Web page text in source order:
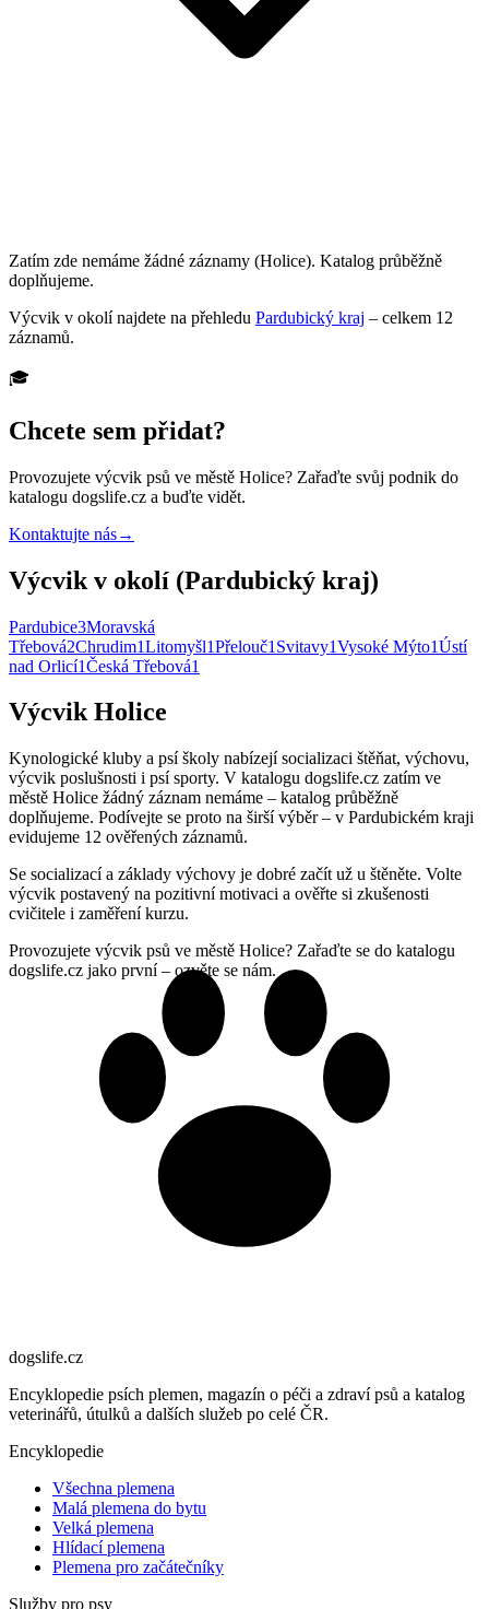
Zatím zde nemáme žádné záznamy (Holice). Katalog průběžně
doplňujeme.
Výcvik v okolí najdete na přehledu Pardubický kraj – celkem 12
záznamů.
🎓
Chcete sem přidat?
Provozujete výcvik psů ve městě Holice? Zařaďte svůj podnik do
katalogu dogslife.cz a buďte vidět.
Kontaktujte nás→
Výcvik v okolí (Pardubický kraj)
Pardubice3Moravská
Třebová2Chrudim1Litomyšl1Přelouč1 Svitavy1Vysoké Mýto1Ústí
nad Orlicí1Česká Třebová1
Výcvik Holice
Kynologické kluby a psí školy nabízejí socializaci štěňat, výchovu,
výcvik poslušnosti i psí sporty. V katalogu dogslife.cz zatím ve
městě Holice žádný záznam nemáme – katalog průběžně
doplňujeme. Podívejte se proto na širší výběr – v Pardubickém kraji
evidujeme 12 ověřených záznamů.
Se socializací a základy výchovy je dobré začít už u štěněte. Volte
výcvik postavený na pozitivní motivaci a ověřte si zkušenosti
cvičitele i zaměření kurzu.
Provozujete výcvik psů ve městě Holice? Zařaďte se do katalogu
dogslife.cz jako první – ozvěte se nám.
dogslife.cz
Encyklopedie psích plemen, magazín o péči a zdraví psů a katalog
veterinářů, útulků a dalších služeb po celé ČR.
Encyklopedie
Všechna plemena
Malá plemena do bytu
Velká plemena
Hlídací plemena
Plemena pro začátečníky
Služby pro psy